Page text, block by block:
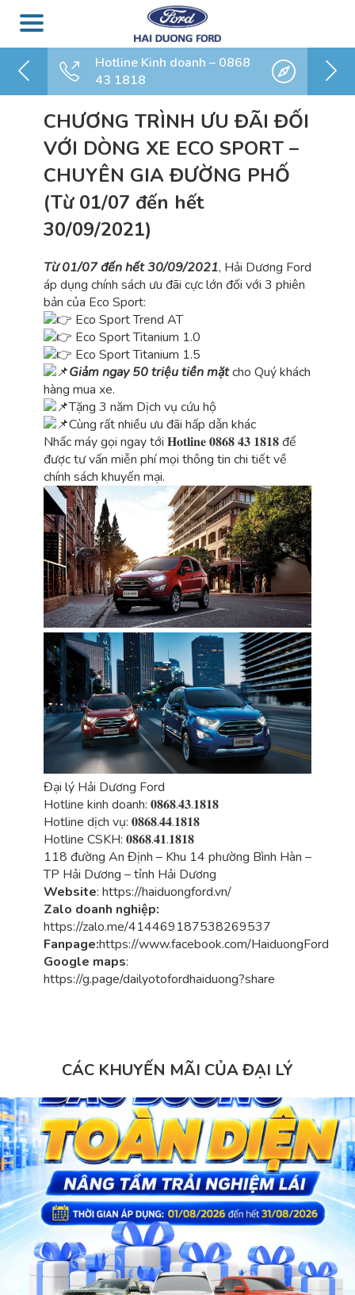
Hotline Kinh doanh – 0868
43 1818
CHƯƠNG TRÌNH ƯU ĐÃI ĐỐI
VỚI DÒNG XE ECO SPORT –
CHUYÊN GIA ĐƯỜNG PHỐ
(Từ 01/07 đến hết
30/09/2021)
Từ 01/07 đến hết 30/09/2021, Hải Dương Ford
áp dụng chính sách ưu đãi cực lớn đối với 3 phiên
bản của Eco Sport:
Eco Sport Trend AT
Eco Sport Titanium 1.0
Eco Sport Titanium 1.5
Giảm ngay 50 triệu tiền mặtcho Quý khách
hàng mua xe.
Tặng 3 năm Dịch vụ cứu hộ
Cùng rất nhiều ưu đãi hấp dẫn khác
Nhấc máy gọi ngay tới 𝐇𝐨𝐭𝐥𝐢𝐧𝐞 𝟎𝟖𝟔𝟖 𝟒𝟑 𝟏𝟖𝟏𝟖 để
được tư vấn miễn phí mọi thông tin chi tiết về
chính sách khuyến mại.
Đại lý Hải Dương Ford
Hotline kinh doanh: 𝟎𝟖𝟔𝟖.𝟒𝟑.𝟏𝟖𝟏𝟖
Hotline dịch vụ: 𝟎𝟖𝟔𝟖.𝟒𝟒.𝟏𝟖𝟏𝟖
Hotline CSKH: 𝟎𝟖𝟔𝟖.𝟒𝟏.𝟏𝟖𝟏𝟖
118 đường An Định – Khu 14 phường Bình Hàn –
TP Hải Dương – tỉnh Hải Dương
Website: https://haiduongford.vn/
Zalo doanh nghiệp:
https://zalo.me/414469187538269537
Fanpage:https://www.facebook.com/HaiduongFord
Google maps:
https://g.page/dailyotofordhaiduong?share
CÁC KHUYẾN MÃI CỦA ĐẠI LÝ